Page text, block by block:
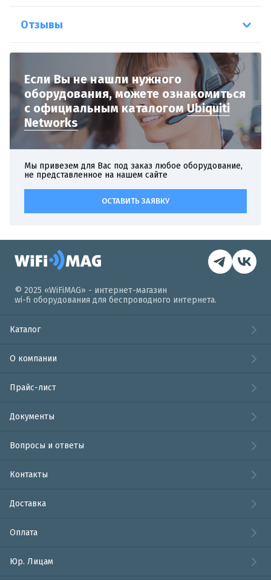
Отзывы
Если Вы не нашли нужного
оборудования,можете ознакомиться
с официальнымкаталогомUbiquiti
Networks
Мы привезем для Вас под заказ любое оборудование,
не представленное на нашем сайте
ОСТАВИТЬ ЗАЯВКУ
© 2025 «WiFiMAG» - интернет-магазин
wi-fi оборудования для беспроводного интернета.
Каталог
О компании
Прайс-лист
Документы
Вопросы и ответы
Контакты
Доставка
Оплата
Юр. Лицам